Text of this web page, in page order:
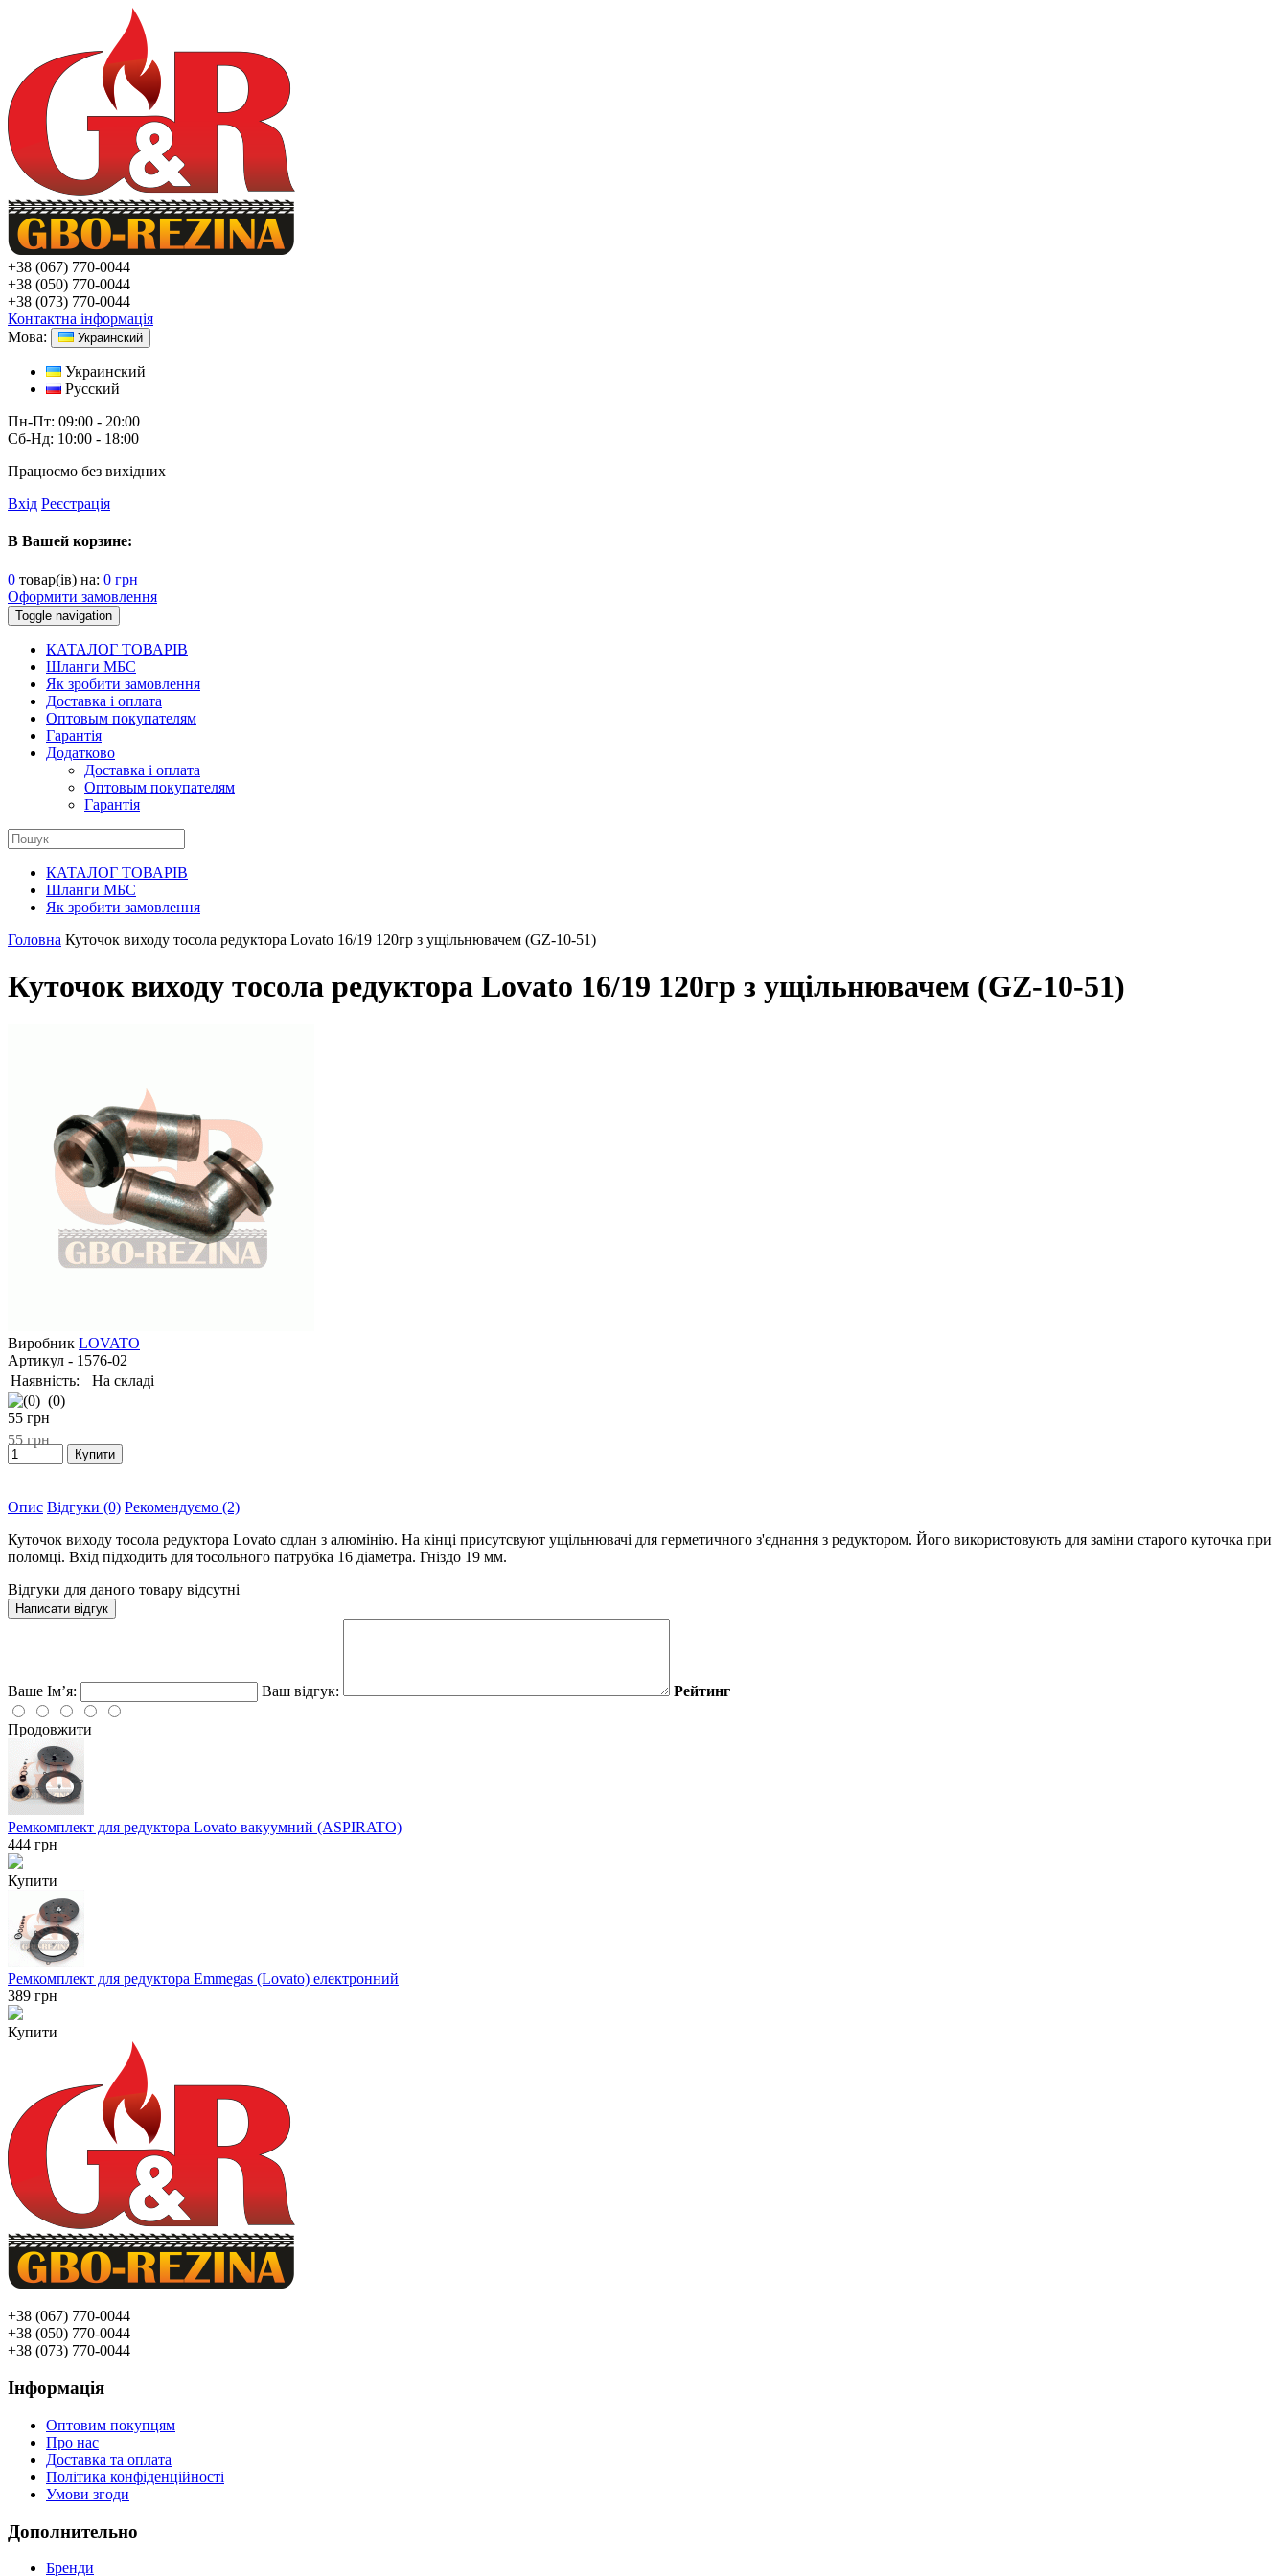
+38 (067) 770-0044
+38 (050) 770-0044
+38 (073) 770-0044
Контактна інформація
Мова:
Украинский
Украинский
Русский
Пн-Пт: 09:00 - 20:00
Сб-Нд: 10:00 - 18:00
Працюємо без вихідних
Вхід Реєстрація
В Вашей корзине:
0 товар(ів) на: 0 грн
Оформити замовлення
Toggle navigation
КАТАЛОГ ТОВАРІВ
Шланги МБС
Як зробити замовлення
Доставка і оплата
Оптовым покупателям
Гарантія
Додатково
Доставка і оплата
Оптовым покупателям
Гарантія
КАТАЛОГ ТОВАРІВ
Шланги МБС
Як зробити замовлення
Головна Куточок виходу тосола редуктора Lovato 16/19 120гр з ущільнювачем (GZ-10-51)
Куточок виходу тосола редуктора Lovato 16/19 120гр з ущільнювачем (GZ-10-51)
Виробник LOVATO
Артикул - 1576-02
Наявність:
На складі
(0)
55 грн
55грн
Опис Відгуки (0) Рекомендуємо (2)
Куточок виходу тосола редуктора Lovato сдлан з алюмінію. На кінці присутсвуют ущільнювачі для герметичного з'єднання з редуктором. Його використовують для заміни старого куточка при
поломці. Вхід підходить для тосольного патрубка 16 діаметра. Гніздо 19 мм.
Відгуки для даного товару відсутні
Написати відгук
Ваше Ім’я: Ваш відгук: Рейтинг
Продовжити
Ремкомплект для редуктора Lovato вакуумний (ASPIRATO)
444 грн
Купити
Ремкомплект для редуктора Emmegas (Lovato) електронний
389 грн
Купити
+38 (067) 770-0044
+38 (050) 770-0044
+38 (073) 770-0044
Інформація
Оптовим покупцям
Про нас
Доставка та оплата
Політика конфіденційності
Умови згоди
Дополнительно
Бренди